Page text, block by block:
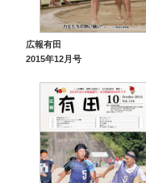
広報有田
2015年12月号